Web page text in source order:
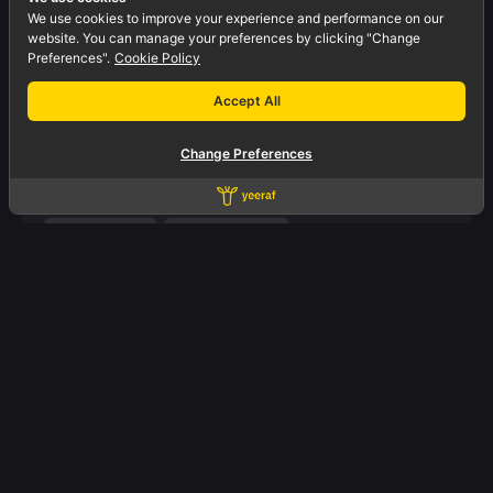
14/08/2025
MID-YEAR TOWNHALL 2025 –
ยีราฟโหมด AI ON!
ปีนี้เรามาในธีม “รับรู้. ปรับตัว. ลงมือทำ. กำหนด
เป้าหมาย.” อัปเดตกันแบบจัดเต็มทั้งเศรษฐกิจ
We use cookies to improve your experience and performance on our
website. You can manage your preferences by clicking "Change
Preferences". Cookie Policy
Accept All
Change Preferences